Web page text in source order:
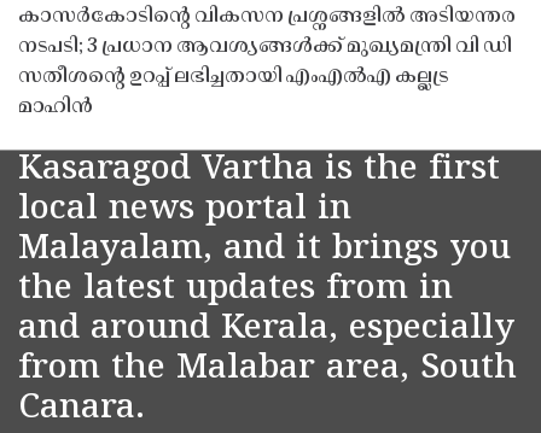
കാസർകോടിൻ്റെ വികസന പ്രശ്നങ്ങളിൽ അടിയന്തര
നടപടി; 3 പ്രധാന ആവശ്യങ്ങൾക്ക് മുഖ്യമന്ത്രി വി ഡി
സതീശൻ്റെ ഉറപ്പ് ലഭിച്ചതായി എംഎൽഎ കല്ലട്ര
മാഹിൻ
Kasaragod Vartha is the first
local news portal in
Malayalam, and it brings you
the latest updates from in
and around Kerala, especially
from the Malabar area, South
Canara.